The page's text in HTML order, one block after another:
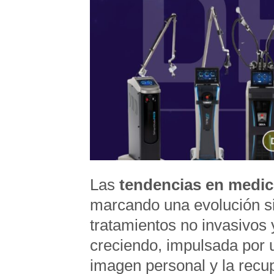
Las tendencias en
marcando una evolución
tratamientos no
creciendo, impulsada por
imagen personal y la